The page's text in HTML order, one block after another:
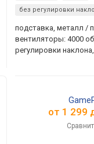
без регулировки
подставка, металл /
вентиляторы: 4000
регулировки
от 1 299